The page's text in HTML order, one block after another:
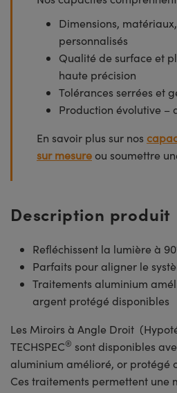
Dimensions,
personnalisés
Qualité de surface et
haute précision
Tolérances serrées et
Production évolutive –
En savoir plus sur nos
sur mesure ou soumettre
Description produit
Refléchissent la lumière à
Parfaits pour aligner le
Traitements aluminium
argent protégé disponibles
Les Miroirs à Angle Droit
TECHSPEC® sont disponibles
aluminium amélioré, or protégé
Ces traitements permettent une